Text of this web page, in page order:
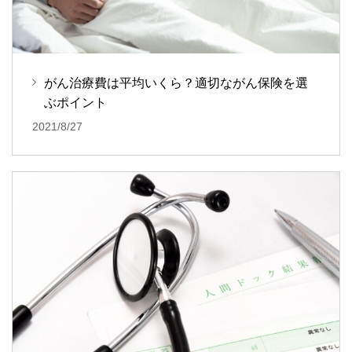
がん治療費は平均いくら？適切ながん保険を選
ぶポイント
2021/8/27